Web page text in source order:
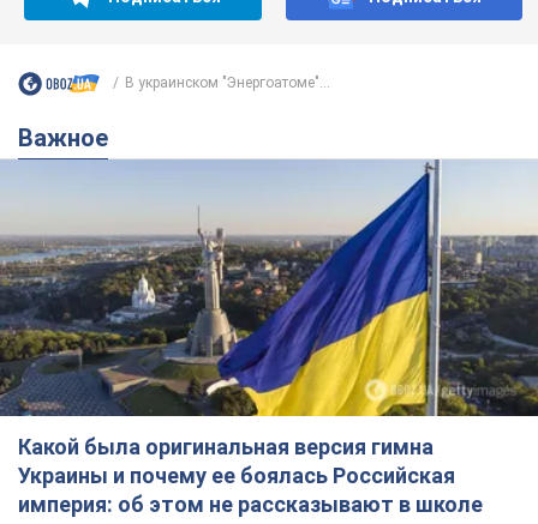
Какой была оригинальная версия гимна
Украины и почему ее боялась Российская
империя: об этом не рассказывают в школе
Государственным символом являются только первый куплет
и припев песни
6 часов назад 27,3 т.
Александру Пономареву – 53: что
известно о трех детях секс-
символа 90-х и как они выглядят